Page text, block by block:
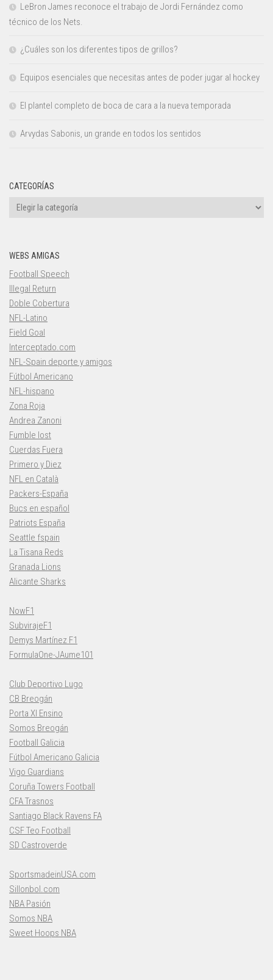
LeBron James reconoce el trabajo de Jordi Fernández como
técnico de los Nets.
¿Cuáles son los diferentes tipos de grillos?
Equipos esenciales que necesitas antes de poder jugar al hockey
El plantel completo de boca de cara a la nueva temporada
Arvydas Sabonis, un grande en todos los sentidos
CATEGORÍAS
Categorías
WEBS AMIGAS
Football Speech
Illegal Return
Doble Cobertura
NFL-Latino
Field Goal
Interceptado.com
NFL-Spain deporte y amigos
Fútbol Americano
NFL-hispano
Zona Roja
Andrea Zanoni
Fumble lost
Cuerdas Fuera
Primero y Diez
NFL en Català
Packers-España
Bucs en español
Patriots España
Seattle fspain
La Tisana Reds
Granada Lions
Alicante Sharks
NowF1
SubvirajeF1
Demys Martínez F1
FormulaOne-JAume101
Club Deportivo Lugo
CB Breogán
Porta XI Ensino
Somos Breogán
Football Galicia
Fútbol Americano Galicia
Vigo Guardians
Coruña Towers Football
CFA Trasnos
Santiago Black Ravens FA
CSF Teo Football
SD Castroverde
SportsmadeinUSA.com
Sillonbol.com
NBA Pasión
Somos NBA
Sweet Hoops NBA